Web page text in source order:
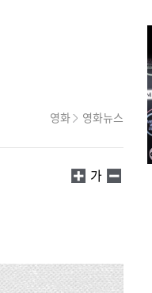
영화 영화뉴스
가